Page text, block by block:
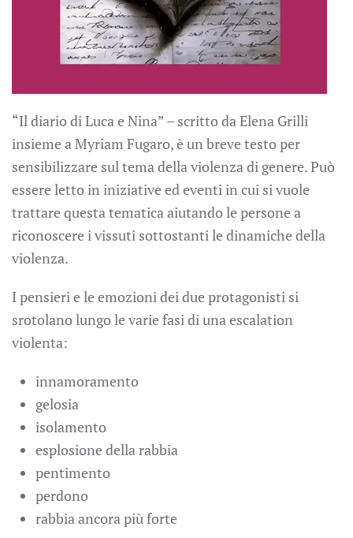
“Il diario di Luca e Nina” – scritto da Elena Grilli
insieme a Myriam Fugaro, è un breve testo per
sensibilizzare sul tema della violenza di genere. Può
essere letto in iniziative ed eventi in cui si vuole
trattare questa tematica aiutando le persone a
riconoscere i vissuti sottostanti le dinamiche della
violenza.
I pensieri e le emozioni dei due protagonisti si
srotolano lungo le varie fasi di una escalation
violenta:
innamoramento
gelosia
isolamento
esplosione della rabbia
pentimento
perdono
rabbia ancora più forte